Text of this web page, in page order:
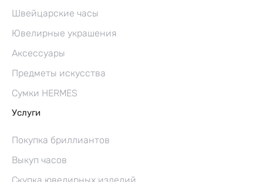
Швейцарские часы
Ювелирные украшения
Аксессуары
Предметы искусства
Сумки HERMES
Услуги
Покупка бриллиантов
Выкуп часов
Скупка ювелирных изделий